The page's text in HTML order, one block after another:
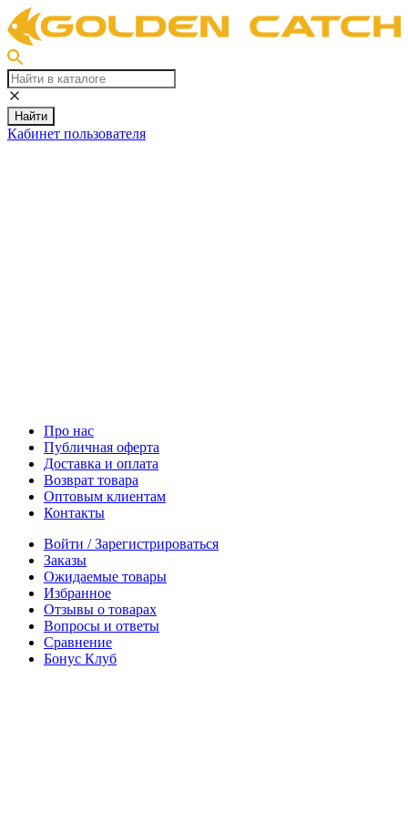
Найти
Кабинет пользователя
Про нас
Публичная оферта
Доставка и оплата
Возврат товара
Оптовым клиентам
Контакты
Войти / Зарегистрироваться
Заказы
Ожидаемые товары
Избранное
Отзывы о товарах
Вопросы и ответы
Сравнение
Бонус Клуб